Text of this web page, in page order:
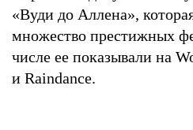
«Вуди до Аллена»,
множество престижных
числе ее показывали на
и Raindance.